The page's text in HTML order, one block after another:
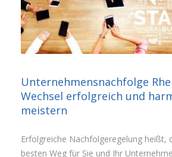
Unternehmensnachfolge
Wechsel erfolgreich und
meistern
Erfolgreiche Nachfolgeregelung heißt,
besten Weg für Sie und Ihr